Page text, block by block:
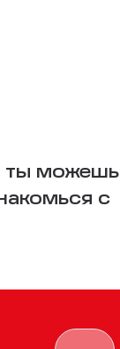
ты можешь
с